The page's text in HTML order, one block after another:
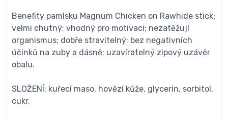
Benefity pamlsku Magnum Chicken on Rawhide stick:
velmi chutný; vhodný pro motivaci; nezatěžují
organismus; dobře stravitelný; bez negativních
účinků na zuby a dásně; uzavíratelný zipový uzávěr
obalu.
SLOŽENÍ: kuřecí maso, hovězí kůže, glycerin, sorbitol,
cukr.